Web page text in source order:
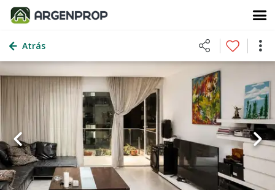
Atrás